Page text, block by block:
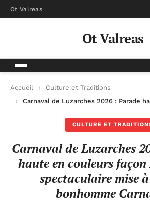
Ot Valreas
Ot Valreas
Accueil
Culture et Traditions
Carnaval de Luzarches 2026 : Parade
CULTURE ET
Carnaval de Luzarches
haute en couleurs
spectaculaire mise
bonhomme